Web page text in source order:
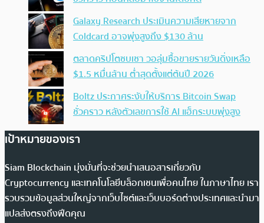
Galaxy Research ประเมินความเสียหายจาก
Coldcard อาจพุ่งสูงถึง $130 ล้าน
ตลาดคริปโตซบเซา วอลุ่มซื้อขายรายวันดิ่งเหลือ
$1.5 หมื่นล้าน ต่ำสุดตั้งแต่ต้นปี 2026
Boltz ประกาศระงับให้บริการ Bitcoin Swap
ชั่วคราว หลังตัวเลขการใช้ AI แฮ็กระบบพุ่งสูง
เป้าหมายของเรา
Siam Blockchain มุ่งมั่นที่จะช่วยนำเสนอสารเกี่ยวกับ
Cryptocurrency และเทคโนโลยีบล็อกเชนเพื่อคนไทย ในภาษาไทย เรา
รวบรวมข้อมูลส่วนใหญ่จากเว็บไซต์และเว็บบอร์ดต่างประเทศและนำมา
แปลส่งตรงถึงฟีดคุณ